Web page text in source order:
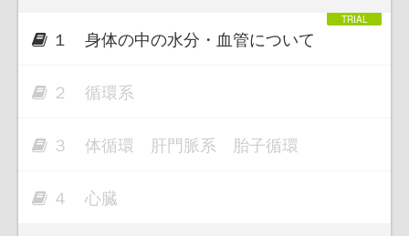
１ 身体の中の水分・血管について
２ 循環系
３ 体循環 肝門脈系 胎子循環
４ 心臓